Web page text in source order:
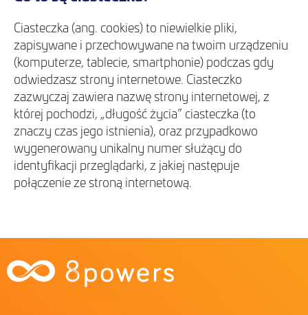
Ciasteczka (ang. cookies) to niewielkie pliki,
zapisywane i przechowywane na twoim urządzeniu
(komputerze, tablecie, smartphonie) podczas gdy
odwiedzasz strony internetowe. Ciasteczko
zazwyczaj zawiera nazwę strony internetowej, z
której pochodzi, „długość życia” ciasteczka (to
znaczy czas jego istnienia), oraz przypadkowo
wygenerowany unikalny numer służący do
identyfikacji przeglądarki, z jakiej następuje
połączenie ze stroną internetową.